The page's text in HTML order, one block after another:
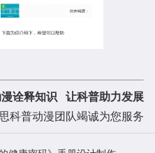
诠释知识 让科普助力发展
科普动漫团队竭诚为您服务